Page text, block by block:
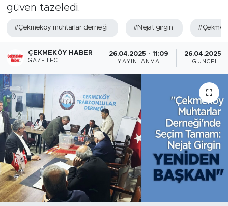
güven tazeledi.
#Çekmeköy muhtarlar derneği #Nejat girgin
ÇEKMEKÖY HABER
GAZETECI
26.04.2025 - 11:09
YAYINLANMA
26.04.2025 -
Haber Arşivi